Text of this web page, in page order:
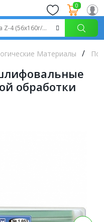
0
Материалы
обработки